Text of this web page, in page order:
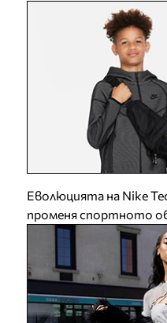
Еволюцията на Nike
променя спортното